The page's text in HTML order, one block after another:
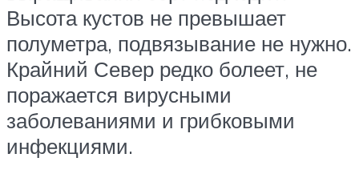
Высота кустов не превышает
полуметра, подвязывание не нужно.
Крайний Север редко болеет, не
поражается вирусными
заболеваниями и грибковыми
инфекциями.